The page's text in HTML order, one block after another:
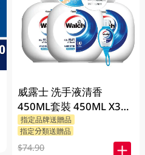
威露士 洗手液清香
450ML套裝 450ML X3
BP
指定品牌送贈品
指定分類送贈品
$74.90